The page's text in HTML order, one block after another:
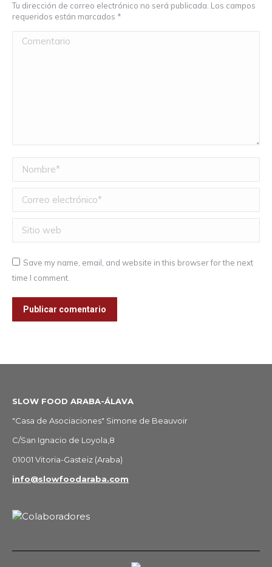
Tu dirección de correo electrónico no será publicada. Los campos
requeridos están marcados *
Comentario
Nombre *
Correo electrónico *
Sitio web
Save my name, email, and website in this browser for the next
time I comment.
Publicar comentario
SLOW FOOD ARABA-ÁLAVA
"Casa de Asociaciones" Simone de Beauvoir
C/San Ignacio de Loyola,8
01001 Vitoria-Gasteiz (Araba)
info@slowfoodaraba.com